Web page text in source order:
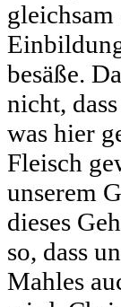
besäße.
nicht,
was hier
Fleisch
unserem
dieses
so, dass
Mahles